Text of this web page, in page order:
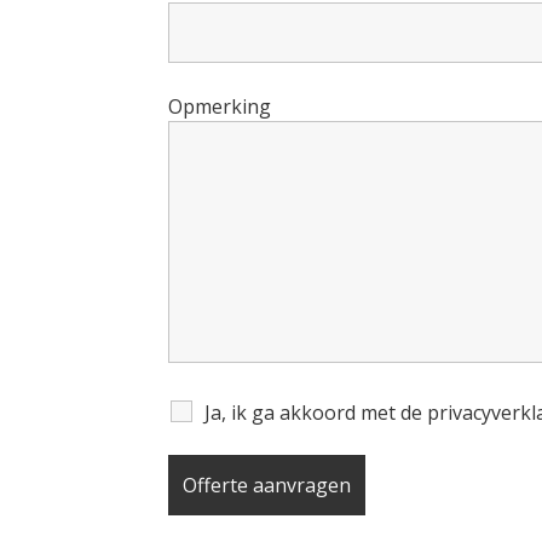
Opmerking
Ja, ik ga akkoord met de